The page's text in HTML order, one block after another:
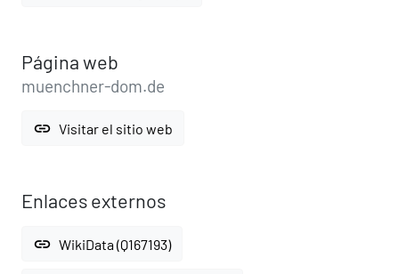
Página web
muenchner-dom.de
link Visitar el sitio web
Enlaces externos
link WikiData (Q167193)